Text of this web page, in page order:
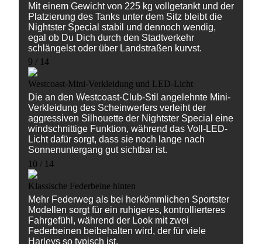
Mit einem Gewicht von 225 kg vollgetankt und der
Platzierung des Tanks unter dem Sitz bleibt die
Nightster Special stabil und dennoch wendig,
egal ob Du Dich durch den Stadtverkehr
schlängelst oder über Landstraßen kurvst.
9 / 14
Westcoast-Mini-Verkleidung und LED-Licht
Die an den Westcoast-Club-Stil angelehnte Mini-
Verkleidung des Scheinwerfers verleiht der
aggressiven Silhouette der Nightster Special eine
windschnittige Funktion, während das Voll-LED-
Licht dafür sorgt, dass sie noch lange nach
Sonnenuntergang gut sichtbar ist.
10 / 14
Klassische Federbeine hinten
Mehr Federweg als bei herkömmlichen Sportster
Modellen sorgt für ein ruhigeres, kontrollierteres
Fahrgefühl, während der Look mit zwei
Federbeinen beibehalten wird, der für viele
Harleys so typisch ist.